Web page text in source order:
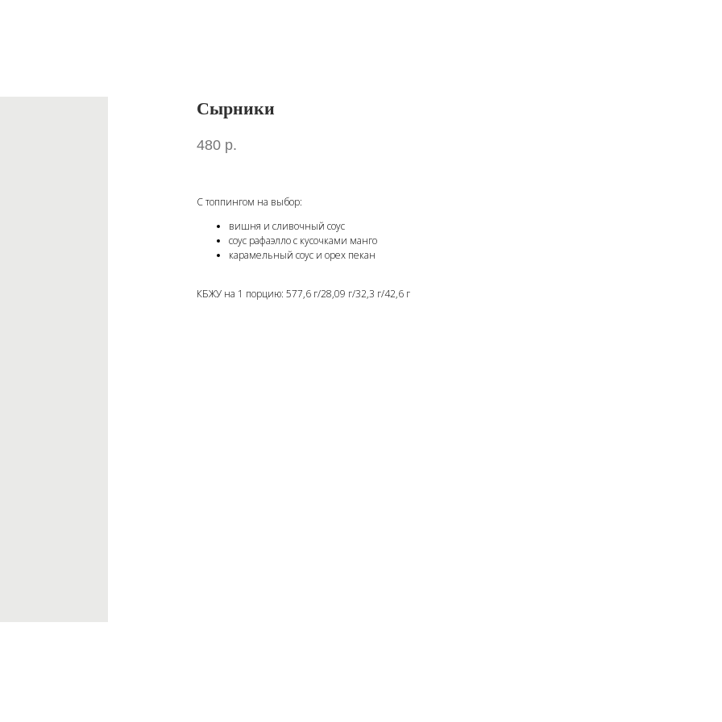
Сырники
480 р.
С топпингом на выбор:
вишня и сливочный соус
соус рафаэлло с кусочками манго
карамельный соус и орех пекан
КБЖУ на 1 порцию: 577,6 г/28,09 г/32,3 г/42,6 г